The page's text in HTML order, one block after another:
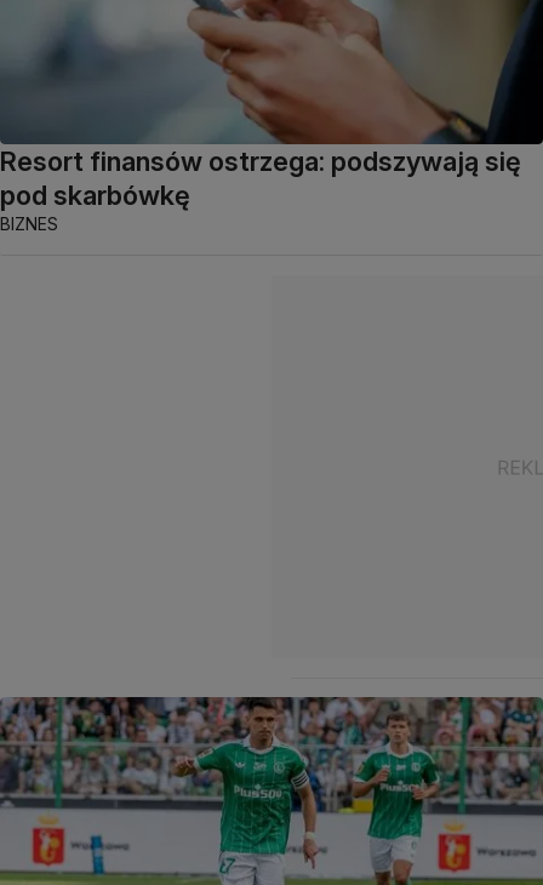
Resort finansów ostrzega: podszywają się
pod skarbówkę
BIZNES